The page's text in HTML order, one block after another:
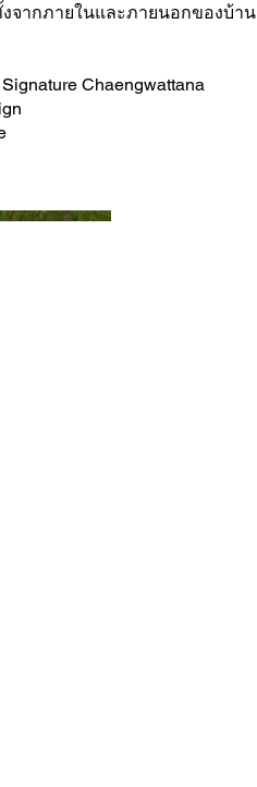
จากภายในและภายนอกของบ้าน
Chaengwattana